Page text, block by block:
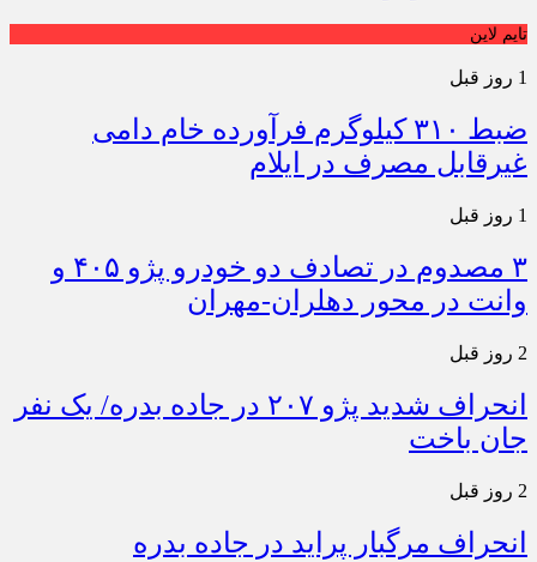
تایم لاین
1 روز قبل
ضبط ۳۱۰ کیلوگرم فرآورده خام دامی
غیرقابل مصرف در ایلام
1 روز قبل
۳ مصدوم در تصادف دو خودرو پژو ۴۰۵ و
وانت در محور دهلران-مهران
2 روز قبل
انحراف شدید پژو ۲۰۷ در جاده بدره/ یک نفر
جان باخت
2 روز قبل
انحراف مرگبار پراید در جاده بدره